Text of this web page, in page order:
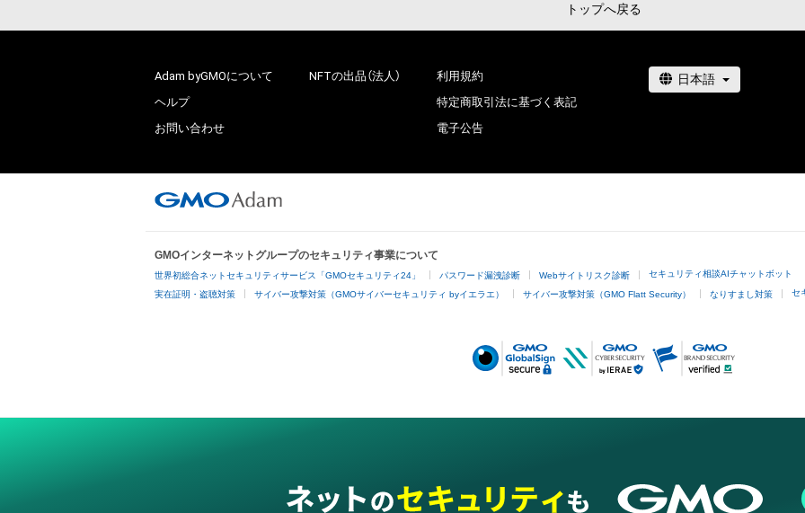
トップへ戻る
Adam byGMOについて
ヘルプ
お問い合わせ
NFTの出品（法人）
利用規約
特定商取引法に基づく表記
電子公告
GMOインターネットグループのセキュリティ事業について
世界初総合ネットセキュリティサービス「GMOセキュリティ24」 パスワード漏洩診断 Webサイトリスク診断 セキュリティ相談AIチャットボット
実在証明・盗聴対策 サイバー攻撃対策（GMOサイバーセキュリティ byイエラエ） サイバー攻撃対策（GMO Flatt Security） なりすまし対策 セ